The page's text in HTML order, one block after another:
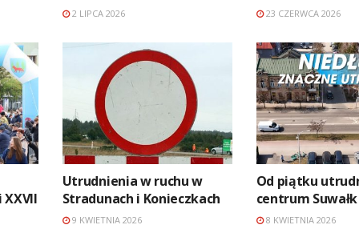
2 LIPCA 2026 23 CZERWCA 2026
Utrudnienia w ruchu w
Stradunach i Konieczkach
9 KWIETNIA 2026
Od piątku
centrum Suwałk
8 KWIETNIA 2026